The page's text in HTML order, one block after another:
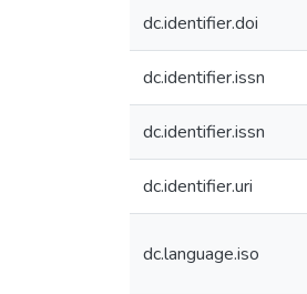
dc.identifier.doi
dc.identifier.issn
dc.identifier.issn
dc.identifier.uri
dc.language.iso